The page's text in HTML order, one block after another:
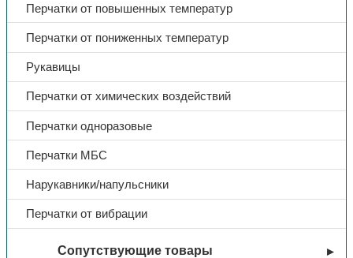
Перчатки от повышенных температур
Перчатки от пониженных температур
Рукавицы
Перчатки от химических воздействий
Перчатки одноразовые
Перчатки МБС
Нарукавники/напульсники
Перчатки от вибрации
Сопутствующие товары